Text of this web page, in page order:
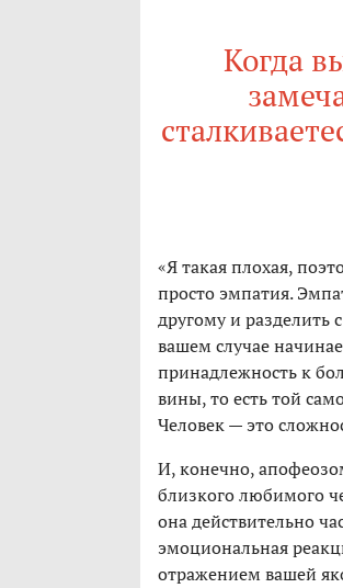
Когда
«Я такая плохая,
просто эмпатия.
другому и разделить
вашем случае
принадлежность к
вины, то есть той
Человек — это
И, конечно,
близкого любимого
она действительно
эмоциональная
отражением вашей